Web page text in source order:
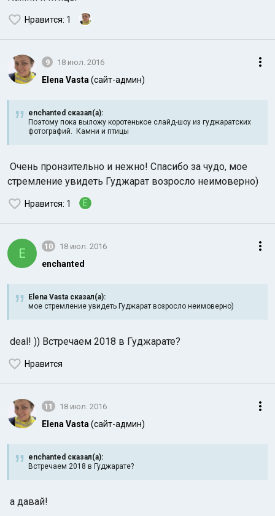
Нравится: 1
9 18 июл. 2016
Elena Vasta (сайт-админ)
enchanted сказал(а):
Поэтому пока выложу коротенькое слайд-шоу из гуджаратских
фотографий. Камни и птицы
Очень пронзительно и нежно! Спасибо за чудо, мое
стремление увидеть Гуджарат возросло неимоверно)
Нравится: 1 E
E 10 18 июл. 2016
enchanted
Elena Vasta сказал(а):
мое стремление увидеть Гуджарат возросло неимоверно)
deal! )) Встречаем 2018 в Гуджарате?
Нравится
11 18 июл. 2016
Elena Vasta (сайт-админ)
enchanted сказал(а):
Встречаем 2018 в Гуджарате?
а давай!